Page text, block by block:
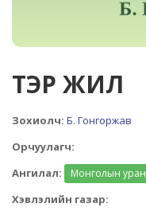
ТЭР ЖИЛ
Зохиолч: Б. Гонгоржав
Орчуулагч:
Ангилал:
Монголын
Хэвлэлийн газар: